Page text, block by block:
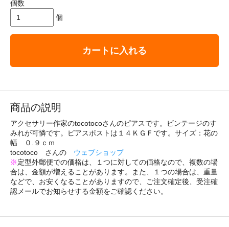
個数
個
カートに入れる
商品の説明
アクセサリー作家のtocotocoさんのピアスです。ビンテージのす
みれが可憐です。ピアスポストは１４ＫＧＦです。サイズ：花の
幅 ０.９ｃｍ
tocotoco さんの ウェブショップ
※定型外郵便での価格は、１つに対しての価格なので、複数の場
合は、金額が増えることがあります。また、１つの場合は、重量
などで、お安くなることがありますので、ご注文確定後、受注確
認メールでお知らせする金額をご確認ください。